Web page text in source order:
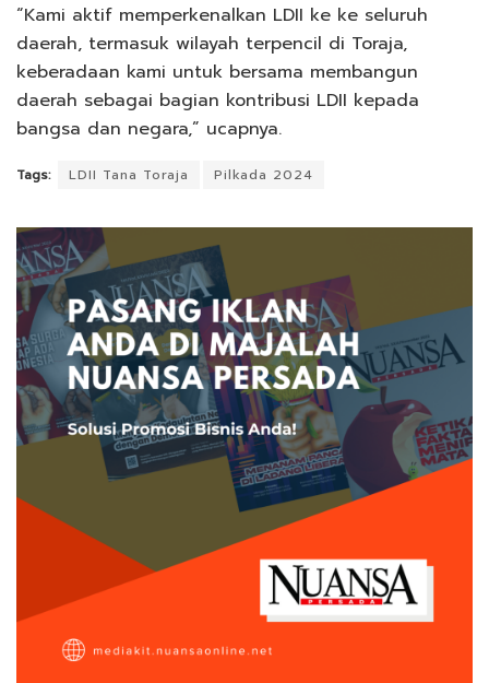
“Kami aktif memperkenalkan LDII ke ke seluruh
daerah, termasuk wilayah terpencil di Toraja,
keberadaan kami untuk bersama membangun
daerah sebagai bagian kontribusi LDII kepada
bangsa dan negara,” ucapnya.
Tags: LDII Tana Toraja Pilkada 2024